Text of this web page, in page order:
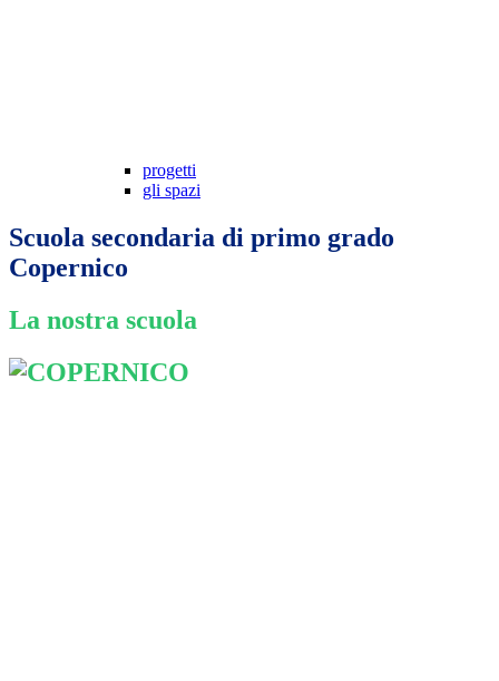
progetti
gli spazi
Scuola secondaria di primo grado
Copernico
La nostra scuola